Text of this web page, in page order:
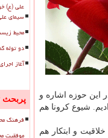
این حوزه اشاره و
شیوع کرونا هم
و ابتکار هم
علی (ع)
سیمای
محیط
دو توله
آغاز
پربحث
فرهنگ
موفقیت